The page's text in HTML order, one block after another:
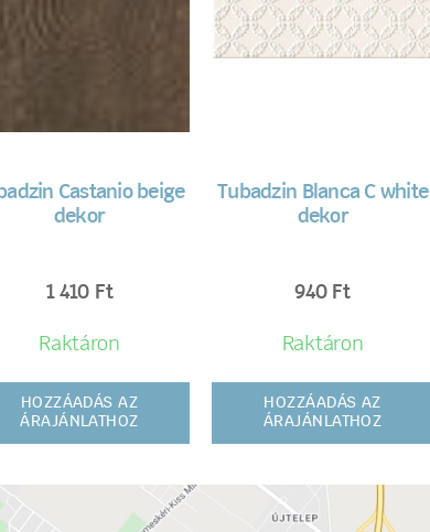
Castanio beige
dekor
1 410 Ft
Raktáron
HOZZÁADÁS AZ
ÁRAJÁNLATHOZ
Tubadzin Blanca C white
dekor
940 Ft
Raktáron
HOZZÁADÁS AZ
ÁRAJÁNLATHOZ